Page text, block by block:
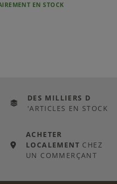
EN STOCK
DES MILLIERS D
'ARTICLES EN STOCK
ACHETER
LOCALEMENT CHEZ
UN COMMERÇANT